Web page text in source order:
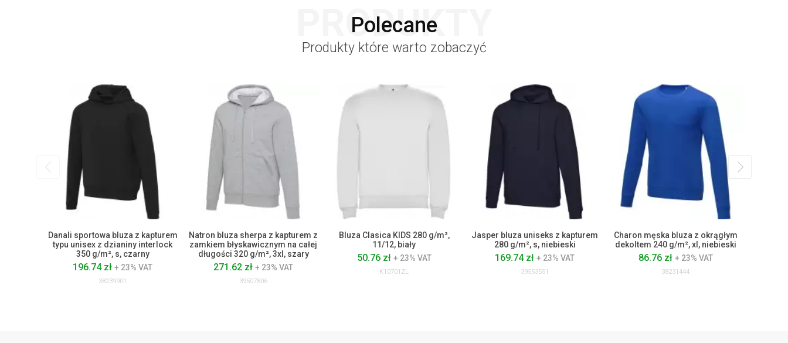
Polecane
PRODUKTY
Produkty które warto zobaczyć
Danali sportowa bluza z kapturem
typu unisex z dzianiny interlock
350 g/m², s, czarny
196.74 zł + 23% VAT
38239901
Natron bluza sherpa z kapturem z
zamkiem błyskawicznym na całej
długości 320 g/m², 3xl, szary
271.62 zł + 23% VAT
39507806
Bluza Clasica KIDS 280 g/m²,
11/12, biały
50.76 zł + 23% VAT
K10701ZL
Jasper bluza uniseks z kapturem
280 g/m², s, niebieski
169.74 zł + 23% VAT
39553551
Charon męska bluza z okrągłym
dekoltem 240 g/m², xl, niebieski
86.76 zł + 23% VAT
38231444